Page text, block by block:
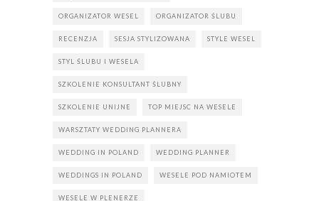
ORGANIZATOR WESEL ORGANIZATOR ŚLUBU
RECENZJA SESJA STYLIZOWANA STYLE WESEL
STYL ŚLUBU I WESELA
SZKOLENIE KONSULTANT ŚLUBNY
SZKOLENIE UNIJNE TOP MIEJSC NA WESELE
WARSZTATY WEDDING PLANNERA
WEDDING IN POLAND WEDDING PLANNER
WEDDINGS IN POLAND WESELE POD NAMIOTEM
WESELE W PLENERZE